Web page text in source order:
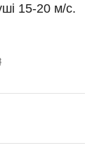
15-20 м/с.